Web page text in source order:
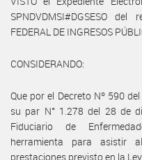
SPNDVDMSI#DGSESO
FEDERAL DE INGRESOS
CONSIDERANDO:
Que por el Decreto Nº 590
su par N° 1.278 del 28 de
Fiduciario de
herramienta para asistir
prestaciones previsto en la